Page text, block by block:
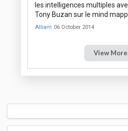
les intelligences multiples
Tony Buzan sur le mind
Alliam 06 October 2014
View More